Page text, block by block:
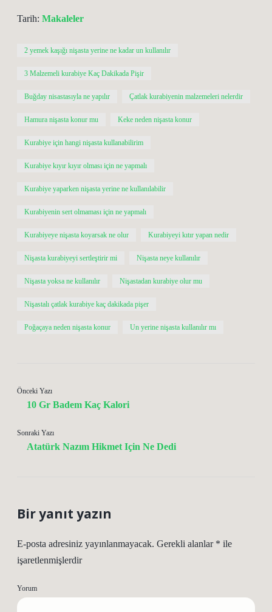
Tarih: Makaleler
2 yemek kaşığı nişasta yerine ne kadar un kullanılır
3 Malzemeli kurabiye Kaç Dakikada Pişir
Buğday nisastasıyla ne yapılır Çatlak kurabiyenin malzemeleri nelerdir
Hamura nişasta konur mu Keke neden nişasta konur
Kurabiye için hangi nişasta kullanabilirim
Kurabiye kıyır kıyır olması için ne yapmalı
Kurabiye yaparken nişasta yerine ne kullanılabilir
Kurabiyenin sert olmaması için ne yapmalı
Kurabiyeye nişasta koyarsak ne olur Kurabiyeyi kıtır yapan nedir
Nişasta kurabiyeyi sertleştirir mi Nişasta neye kullanılır
Nişasta yoksa ne kullanılır Nişastadan kurabiye olur mu
Nişastalı çatlak kurabiye kaç dakikada pişer
Poğaçaya neden nişasta konur Un yerine nişasta kullanılır mı
Önceki Yazı
10 Gr Badem Kaç Kalori
Sonraki Yazı
Atatürk Nazım Hikmet Için Ne Dedi
Bir yanıt yazın
E-posta adresiniz yayınlanmayacak. Gerekli alanlar * ile
işaretlenmişlerdir
Yorum